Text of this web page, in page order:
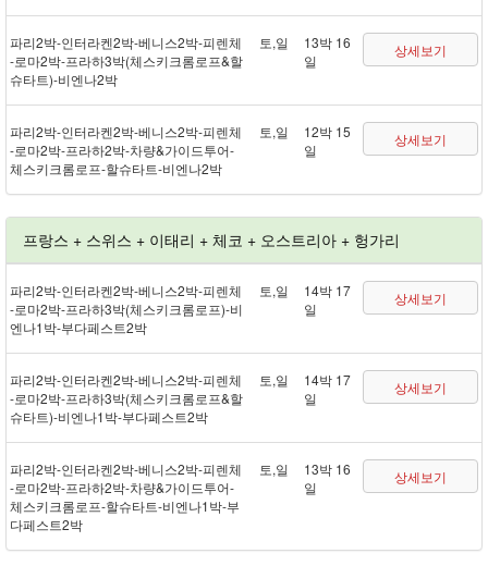
파리 2박 - 인터라켄 2박 - 베니스 2박 - 피렌체
- 로마 2박 - 프라하 3박(체스키크롬로프&할
슈타트) - 비엔나 2박
토,일
13박 16
일
상세보기
파리 2박 - 인터라켄 2박 - 베니스 2박 - 피렌체
- 로마 2박 - 프라하 2박 - 차량&가이드투어 -
체스키크롬로프 - 할슈타트 - 비엔나 2박
토,일
12박 15
일
상세보기
프랑스 + 스위스 + 이태리 + 체코 + 오스트리아 + 헝가리
파리 2박 - 인터라켄 2박 - 베니스 2박 - 피렌체
- 로마 2박 - 프라하 3박(체스키크롬로프) - 비
엔나 1박 - 부다페스트 2박
토,일
14박 17
일
상세보기
파리 2박 - 인터라켄 2박 - 베니스 2박 - 피렌체
- 로마 2박 - 프라하 3박(체스키크롬로프&할
슈타트) - 비엔나 1박 - 부다페스트 2박
토,일
14박 17
일
상세보기
파리 2박 - 인터라켄 2박 - 베니스 2박 - 피렌체
- 로마 2박 - 프라하 2박 - 차량&가이드투어 -
체스키크롬로프 - 할슈타트 - 비엔나 1박 - 부
다페스트 2박
토,일
13박 16
일
상세보기